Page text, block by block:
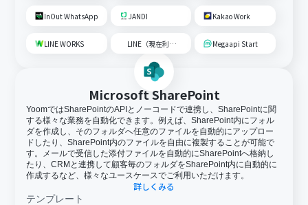
InOut WhatsApp JANDI Kakao Work
LINE WORKS LINE（現在利用不可） Megaapi Start
Microsoft SharePoint
YoomではSharePointのAPIとノーコードで連携し、SharePointに関
する様々な業務を自動化できます。例えば、SharePoint内にフォル
ダを作成し、そのフォルダへ任意のファイルを自動的にアップロー
ドしたり、SharePoint内のファイルを自由に複製することが可能で
す。メールで受信した添付ファイルを自動的にSharePointへ格納し
たり、CRMと連携して顧客毎のフォルダをSharePoint内に自動的に
作成するなど、様々なユースケースでご利用いただけます。
詳しくみる
テンプレート